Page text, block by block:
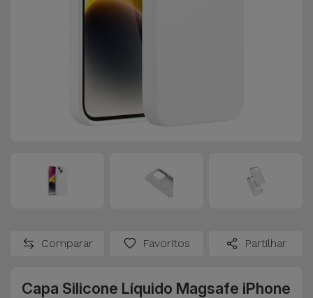
Comparar Favoritos Partilhar
Capa Silicone Líquido Magsafe iPhone